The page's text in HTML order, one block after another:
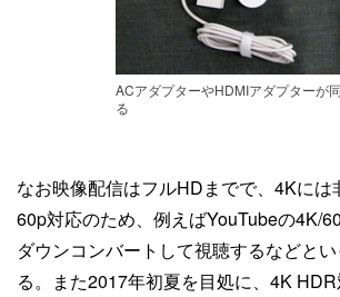
ACアダプターやHDMIアダプターが
る
なお映像配信はフルHDまでで、4Kには
60p対応のため、例えばYouTubeの4K/
ダウンコンバートして視聴するなどと
る。また2017年初夏を目処に、4K